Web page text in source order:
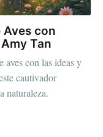
con
Tan
aves con las ideas y
cautivador
naturaleza.